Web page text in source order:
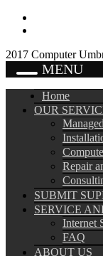
2017 Computer
MENU
Home
OUR
Repair
SUBMIT
SERVICE
Internet
FAQ
ABOUT US